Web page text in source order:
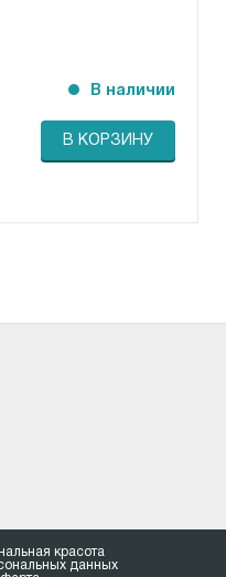
В наличии
В КОРЗИНУ
красота
данных